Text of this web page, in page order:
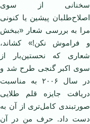
سخنانی از سوی
اصلاح‌طلبان پیشین یا کنونی
مرا به بررسی شعار «ببخش
و فراموش نکن!» کشاند،
شعاری که نحستین‌بار از
سوی اکبر گنجی طرح شد و
در سال ۲۰۰۶ به مناسبت
دریافت جایزه قلم طلایی
صورتبندی کامل‌تری از آن به
دست داد. حرف من در آن